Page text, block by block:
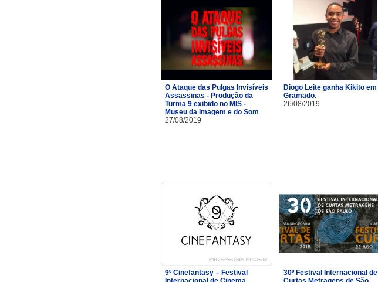
O Ataque das Pulgas Invisíveis
Assassinas - Produção da
Turma 9 exibido no MIS -
Museu da Imagem e do Som
27/08/2019
Diogo Leite ganha Kikito em
Gramado.
26/08/2019
9º Cinefantasy – Festival
30º Festival Internacional de